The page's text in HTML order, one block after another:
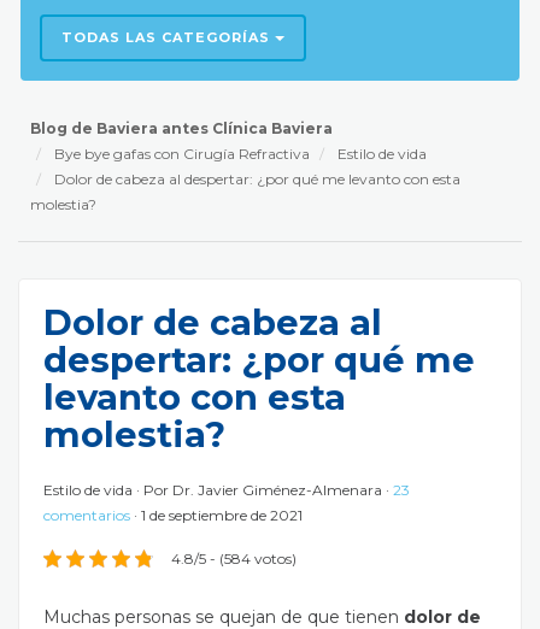
TODAS LAS CATEGORÍAS
Blog de Baviera antes Clínica Baviera
Bye bye gafas con Cirugía Refractiva
Estilo de vida
Dolor de cabeza al despertar: ¿por qué me levanto con esta
molestia?
Dolor de cabeza al
despertar: ¿por qué me
levanto con esta
molestia?
Estilo de vida Por Dr. Javier Giménez-Almenara
23
comentarios 1 de septiembre de 2021
4.8/5 - (584 votos)
Muchas personas se quejan de que tienen dolor de